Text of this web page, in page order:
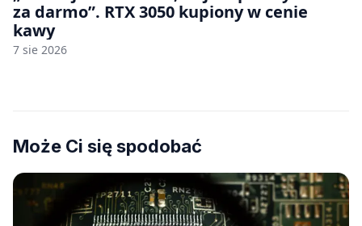
za darmo”. RTX 3050 kupiony w cenie
kawy
7 sie 2026
Może Ci się spodobać